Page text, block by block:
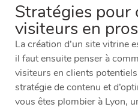
Stratégies pour
visiteurs en
La création d’un site vitrine
il faut ensuite penser à
visiteurs en clients
stratégie de contenu et
vous êtes plombier à Lyon,